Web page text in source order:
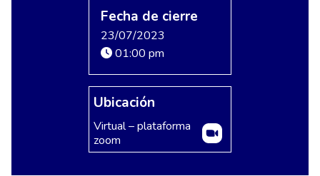
Fecha de cierre
23/07/2023
01:00 pm
Ubicación
Virtual – plataforma
zoom